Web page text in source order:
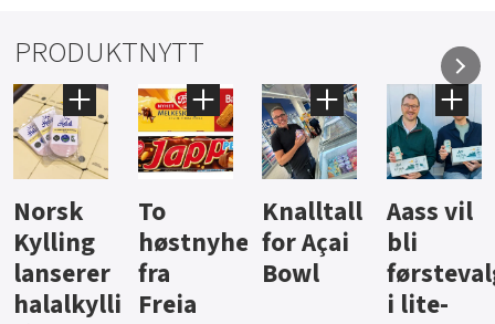
PRODUKTNYTT
Knalltall
for Açai
Bowl
Aass vil
bli
førstevalg
i lite-
Brus og
jus fra
Berentsen
Hard
iste fra
Hansa